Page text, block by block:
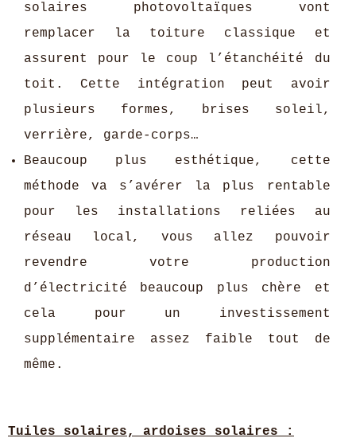
solaires photovoltaïques vont
remplacer la toiture classique et
assurent pour le coup l’étanchéité du
toit. Cette intégration peut avoir
plusieurs formes, brises soleil,
verrière, garde-corps…
Beaucoup plus esthétique, cette
méthode va s’avérer la plus rentable
pour les installations reliées au
réseau local, vous allez pouvoir
revendre votre production
d’électricité beaucoup plus chère et
cela pour un investissement
supplémentaire assez faible tout de
même.
Tuiles solaires, ardoises solaires :